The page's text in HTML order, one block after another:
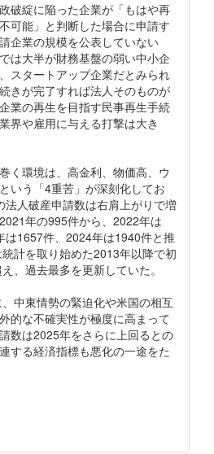
破綻に陥った企業が「もはや再
可能」と判断した場合に申請す
企業の規模を公表していない
は大半が財務基盤の弱い中小企
スタートアップ企業だとみられ
きが完了すれば法人そのものが
業の再生を目指す民事再生手続
界や雇用に与える打撃は大き
く環境は、高金利、物価高、ウ
いう「4重苦」が深刻化してお
法人破産申請数は右肩上がりで増
年の995件から、2022年は
は1657件、2024年は1940件と推
計を取り始めた2013年以降で初
、過去最多を更新していた。
中東情勢の緊迫化や米国の相互
的な不確実性が極度に高まって
数は2025年をさらに上回るとの
する経済指標も悪化の一途をた